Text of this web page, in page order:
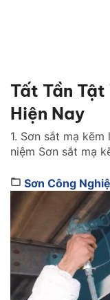
Tất Tần Tật
Hiện Nay
1. Sơn sắt mạ kẽm
niệm Sơn sắt mạ
loại sắt thép.
nhằm gia cường,
Sơn Công